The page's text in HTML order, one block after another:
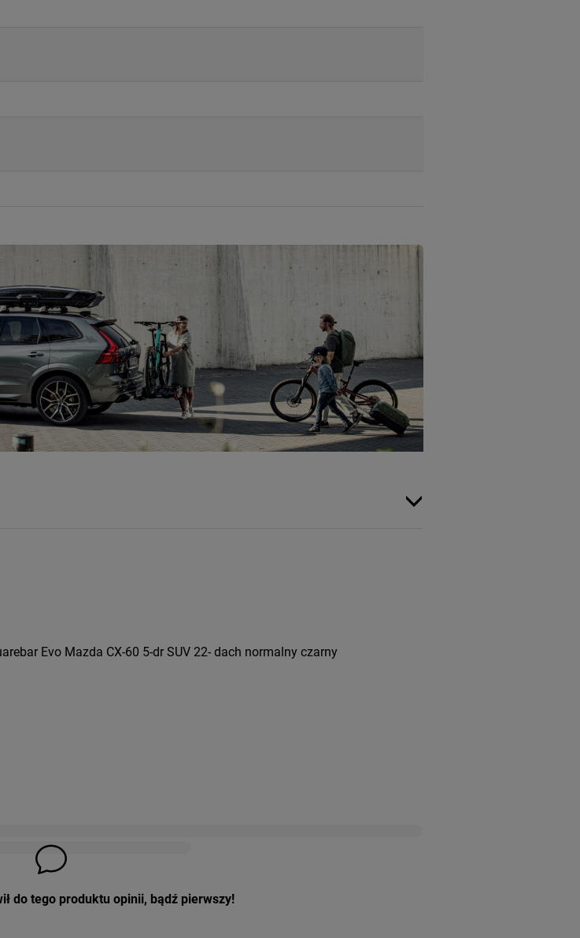
Evo Mazda CX-60 5-dr SUV 22- dach normalny czarny
do tego produktu opinii, bądź pierwszy!